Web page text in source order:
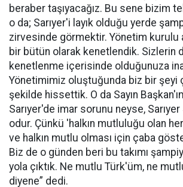
beraber taşıyacağız. Bu sene bizim
o da; Sarıyer'i layık olduğu yerde
zirvesinde görmektir. Yönetim kurulu
bir bütün olarak kenetlendik. Sizlerin
kenetlenme içerisinde olduğunuza
Yönetimimiz oluştuğunda biz bir şeyi
şekilde hissettik. O da Sayın
Sarıyer'de imar sorunu neyse,
odur. Çünkü 'halkın mutluluğu olan
ve halkın mutlu olması için çaba
Biz de o günden beri bu takımı
yola çıktık. Ne mutlu Türk'üm, ne
diyene” dedi.